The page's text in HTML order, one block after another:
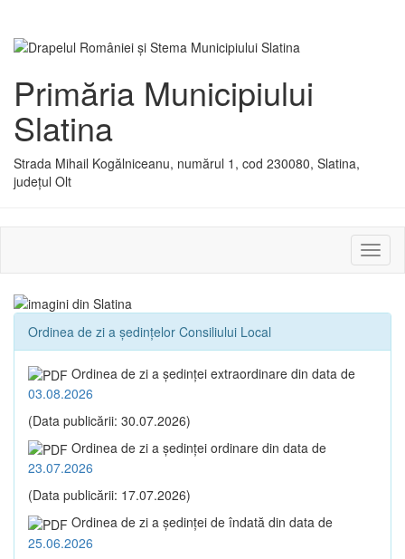
Primăria Municipiului
Slatina
Strada Mihail Kogălniceanu, numărul 1, cod 230080, Slatina,
județul Olt
sau
Ordinea de zi a ședințelor Consiliului Local
Ordinea de zi a şedinţei extraordinare din data de
03.08.2026
(Data publicării: 30.07.2026)
Ordinea de zi a şedinţei ordinare din data de
23.07.2026
(Data publicării: 17.07.2026)
Ordinea de zi a şedinţei de îndată din data de
25.06.2026